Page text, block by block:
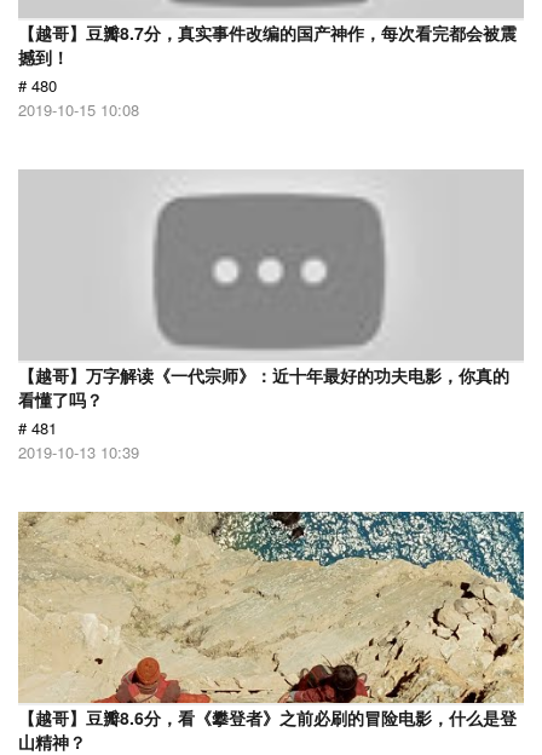
【越哥】豆瓣8.7分，真实事件改编的国产神作，每次看完都会被震
撼到！
# 480
2019-10-15 10:08
【越哥】万字解读《一代宗师》：近十年最好的功夫电影，你真的
看懂了吗？
# 481
2019-10-13 10:39
【越哥】豆瓣8.6分，看《攀登者》之前必刷的冒险电影，什么是登
山精神？